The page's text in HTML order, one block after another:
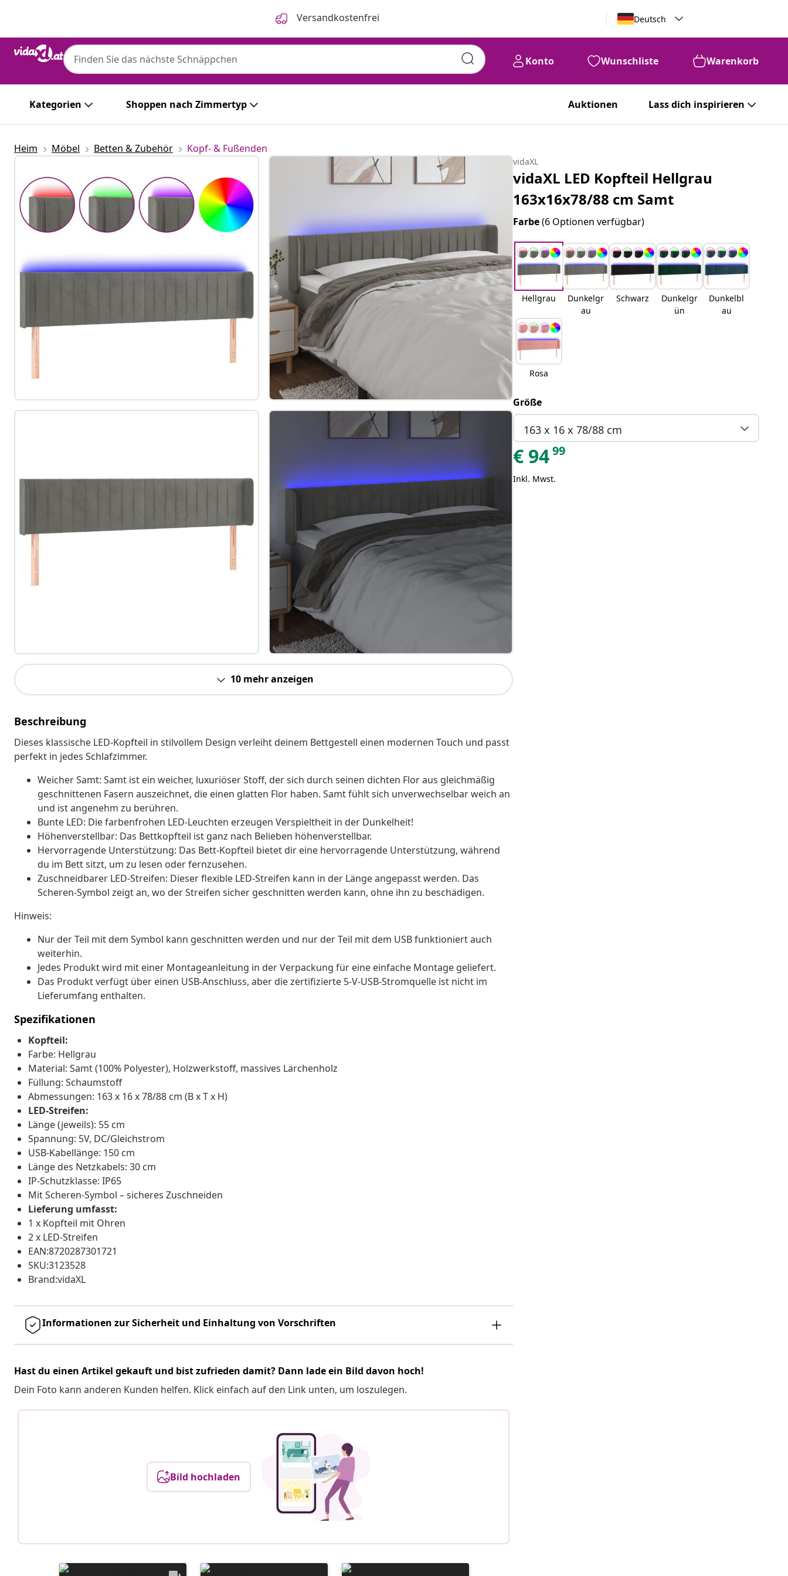
Versandkostenfrei Deutsch
Konto Wunschliste Warenkorb
Kategorien Shoppen nach Zimmertyp Auktionen Lass dich inspirieren
Heim Möbel Betten & Zubehör Kopf- & Fußenden
10 mehr anzeigen
Beschreibung
Dieses klassische LED-Kopfteil in stilvollem Design verleiht deinem Bettgestell einen modernen Touch und passt
perfekt in jedes Schlafzimmer.
Weicher Samt: Samt ist ein weicher, luxuriöser Stoff, der sich durch seinen dichten Flor aus gleichmäßig
geschnittenen Fasern auszeichnet, die einen glatten Flor haben. Samt fühlt sich unverwechselbar weich an
und ist angenehm zu berühren.
Bunte LED: Die farbenfrohen LED-Leuchten erzeugen Verspieltheit in der Dunkelheit!
Höhenverstellbar: Das Bettkopfteil ist ganz nach Belieben höhenverstellbar.
Hervorragende Unterstützung: Das Bett-Kopfteil bietet dir eine hervorragende Unterstützung, während
du im Bett sitzt, um zu lesen oder fernzusehen.
Zuschneidbarer LED-Streifen: Dieser flexible LED-Streifen kann in der Länge angepasst werden. Das
Scheren-Symbol zeigt an, wo der Streifen sicher geschnitten werden kann, ohne ihn zu beschädigen.
Hinweis:
Nur der Teil mit dem Symbol kann geschnitten werden und nur der Teil mit dem USB funktioniert auch
weiterhin.
Jedes Produkt wird mit einer Montageanleitung in der Verpackung für eine einfache Montage geliefert.
Das Produkt verfügt über einen USB-Anschluss, aber die zertifizierte 5-V-USB-Stromquelle ist nicht im
Lieferumfang enthalten.
Spezifikationen
Kopfteil:
Farbe: Hellgrau
Material: Samt (100% Polyester), Holzwerkstoff, massives Lärchenholz
Füllung: Schaumstoff
Abmessungen: 163 x 16 x 78/88 cm (B x T x H)
LED-Streifen:
Länge (jeweils): 55 cm
Spannung: 5V, DC/Gleichstrom
USB-Kabellänge: 150 cm
Länge des Netzkabels: 30 cm
IP-Schutzklasse: IP65
Mit Scheren-Symbol – sicheres Zuschneiden
Lieferung umfasst:
1 x Kopfteil mit Ohren
2 x LED-Streifen
EAN:8720287301721
SKU:3123528
Brand:vidaXL
Informationen zur Sicherheit und Einhaltung von Vorschriften
Hast du einen Artikel gekauft und bist zufrieden damit? Dann lade ein Bild davon hoch!
Dein Foto kann anderen Kunden helfen. Klick einfach auf den Link unten, um loszulegen.
Bild hochladen
vidaXL
vidaXL LED Kopfteil Hellgrau
163x16x78/88 cm Samt
Farbe(6 Optionen verfügbar)
Hellgrau
Dunkelgr
au
Schwarz
Dunkelgr
ün
Dunkelbl
au
Rosa
Größe
163 x 16 x 78/88 cm
€ 9499
Inkl. Mwst.